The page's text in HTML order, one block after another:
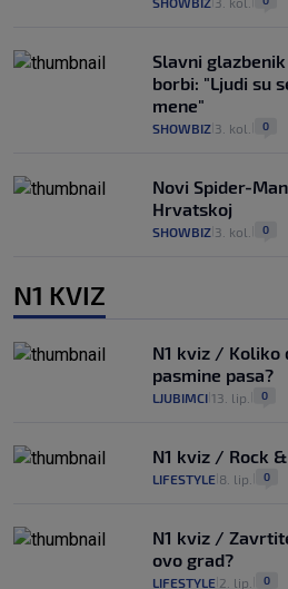
Slavni
borbi: "Ljudi su
mene"
SHOWBIZ 3. kol. 0
Novi Spider-
Hrvatskoj
SHOWBIZ 3. kol. 0
N1 KVIZ
N1 kviz / Koliko
pasmine pasa?
LJUBIMCI 13. lip. 0
N1 kviz / Rock
LIFESTYLE 8. lip. 0
N1 kviz /
ovo grad?
LIFESTYLE 2. lip. 0